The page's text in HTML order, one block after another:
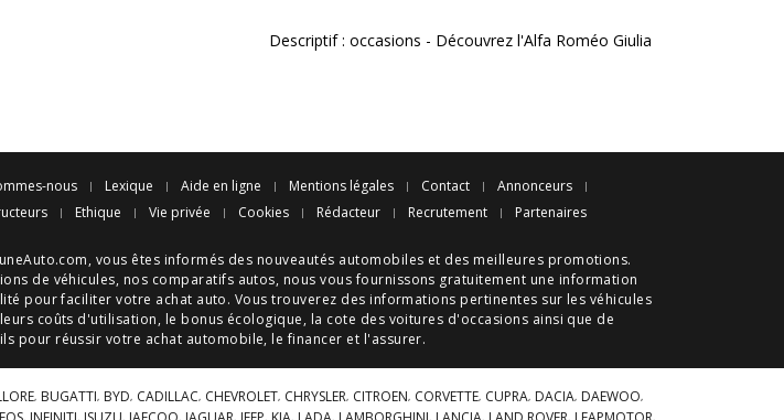
Descriptif : occasions - Découvrez l'Alfa Roméo Giulia
nous Lexique Aide en ligne Mentions légales Contact
Annonceurs
Ethique Vie privée Cookies Rédacteur Recrutement Partenaires
vous êtes informés des nouveautés automobiles et des meilleures promotions.
de véhicules, nos comparatifs autos, nous vous fournissons gratuitement une information
pour faciliter votre achat auto. Vous trouverez des informations pertinentes sur les véhicules
coûts d'utilisation, le bonus écologique, la cote des voitures d'occasions ainsi que de
pour réussir votre achat automobile, le financer et l'assurer.
BUGATTI BYD CADILLAC CHEVROLET CHRYSLER CITROEN CORVETTE CUPRA DACIA DAEWOO